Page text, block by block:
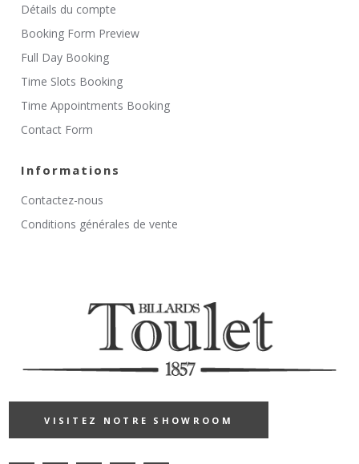
Détails du compte
Booking Form Preview
Full Day Booking
Time Slots Booking
Time Appointments Booking
Contact Form
Informations
Contactez-nous
Conditions générales de vente
VISITEZ NOTRE SHOWROOM